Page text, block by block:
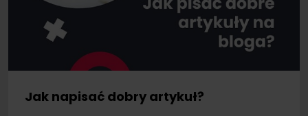
Jak napisać dobry artykuł?